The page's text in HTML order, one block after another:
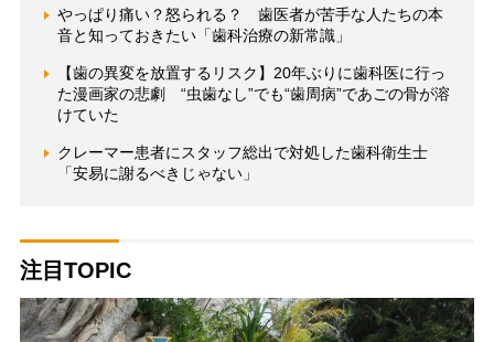
やっぱり痛い？怒られる？ 歯医者が苦手な人たちの本
音と知っておきたい「歯科治療の新常識」
【歯の異変を放置するリスク】20年ぶりに歯科医に行っ
た漫画家の悲劇 “虫歯なし”でも“歯周病”であごの骨が溶
けていた
クレーマー患者にスタッフ総出で対処した歯科衛生士
「安易に謝るべきじゃない」
注目TOPIC